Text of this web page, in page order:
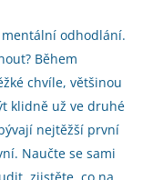
odhodlání.
Během
chvíle, většinou
klidně už ve druhé
nejtěžší první
Naučte se sami